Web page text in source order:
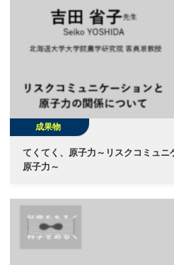
成果物
てくてく、原子力～リスクコミュニ
原子力～